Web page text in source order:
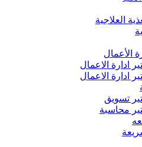
العلاجية
الأعمال
ادارة الاعمال
ادارة الاعمال
تسويق
محاسبة